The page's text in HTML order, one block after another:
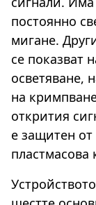
постоянно
мигане.
се показват
осветяване,
на
открития
е защитен
пластмасова